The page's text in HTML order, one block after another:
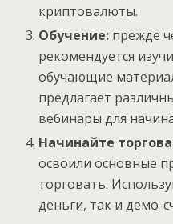
криптовалюты.
Обучение: прежде
рекомендуется
обучающие
предлагает
вебинары для
Начинайте
освоили основные
торговать.
деньги, так и демо-